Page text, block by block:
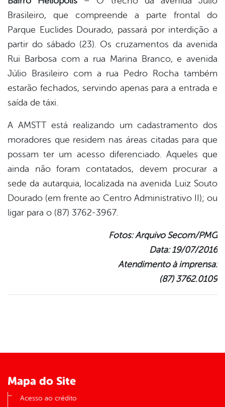
Brasileiro, que compreende a parte frontal do
Parque Euclides Dourado, passará por interdição a
partir do sábado (23). Os cruzamentos da avenida
Rui Barbosa com a rua Marina Branco, e avenida
Júlio Brasileiro com a rua Pedro Rocha também
estarão fechados, servindo apenas para a entrada e
saída de táxi.
A AMSTT está realizando um cadastramento dos
moradores que residem nas áreas citadas para que
possam ter um acesso diferenciado. Aqueles que
ainda não foram contatados, devem procurar a
sede da autarquia, localizada na avenida Luiz Souto
Dourado (em frente ao Centro Administrativo II); ou
ligar para o (87) 3762-3967.
Fotos: Arquivo Secom/PMG
Data: 19/07/2016
Atendimento à imprensa:
(87) 3762.0109
Mapa do Site
Acesso ao crédito